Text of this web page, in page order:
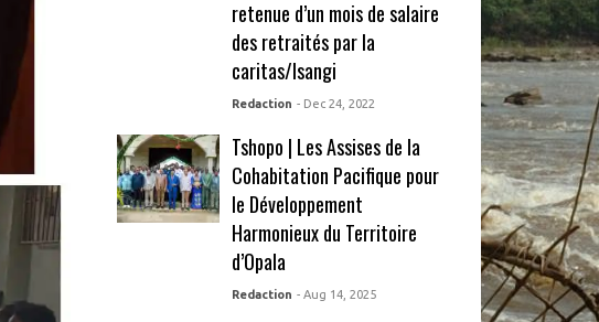
retenue d’un mois de salaire
des retraités par la
caritas/Isangi
Redaction - Dec 24, 2022
Tshopo | Les Assises de la
Cohabitation Pacifique pour
le Développement
Harmonieux du Territoire
d’Opala
Redaction - Aug 14, 2025